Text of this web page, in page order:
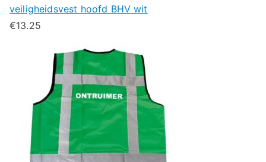
veiligheidsvest hoofd BHV wit
€13.25